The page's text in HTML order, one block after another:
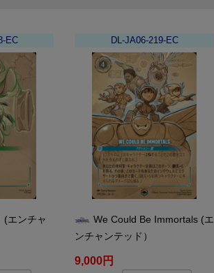
EC
(エンチャ
DL-JA06-219-EC
We Could Be Immortals (エ
ンチャンテッド）
9,000円